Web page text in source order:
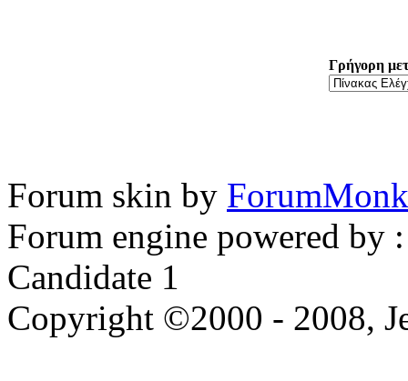
Γρήγορη
Forum skin by
Forum engine powered by
Candidate 1
Copyright ©2000 - 2008,